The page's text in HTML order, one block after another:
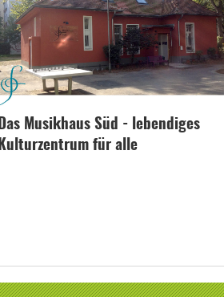
Das Musikhaus Süd - lebendiges
Kulturzentrum für alle